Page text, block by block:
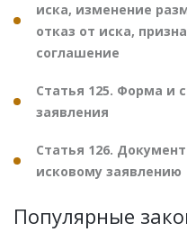
иска, изменение
отказ от иска,
соглашение
Статья 125. Форма и
заявления
Статья 126.
исковому заявлению
Популярные